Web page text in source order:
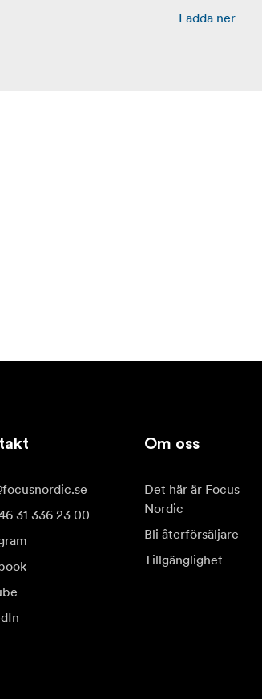
Ladda ner
31 336 23 00
Om oss
Det här är Focus
Nordic
Bli återförsäljare
Tillgänglighet